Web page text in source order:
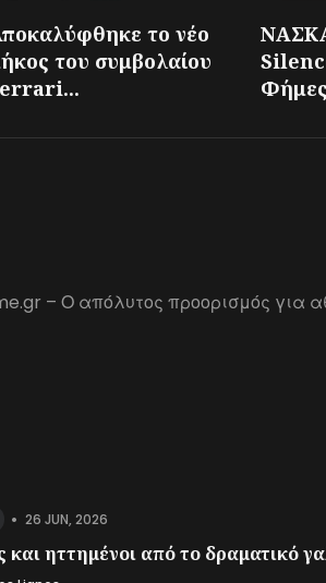
το νέο
του συμβολαίου
– Ο απόλυτος προορισμός για
• 26 JUN, 2026
και ηττημένοι από το δραματικό